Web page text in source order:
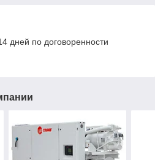
дней по договоренности